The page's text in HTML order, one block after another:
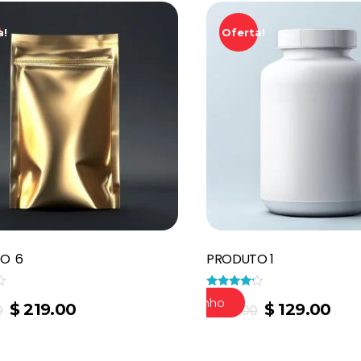
6
$ 219.00
Oferta!
PRODUTO 1
Avaliação
4.00
de 5
$ 149.00 $ 129.00
Adicionar Ao Carrinho